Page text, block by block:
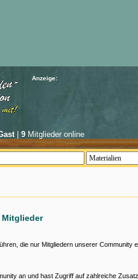
Anzeige:
| 9Mitglieder online
die nur Mitgliedern unserer Community
an und hast Zugriff auf zahlreiche